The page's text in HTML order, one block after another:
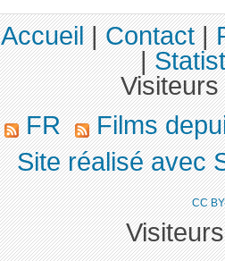
Accueil|Contact|
|
FR
Films
Site réalisé avec
CC